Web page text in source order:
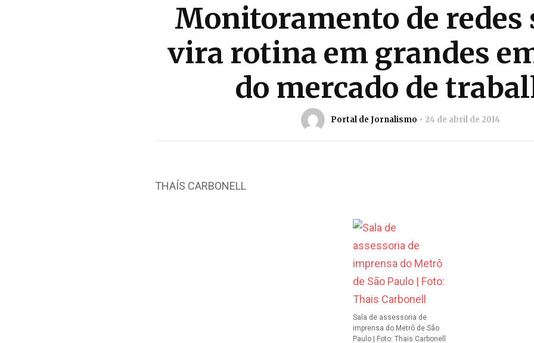
Monitoramento de redes
vira rotina em grandes
do mercado de
Portal de Jornalismo 24 de abril de 2014
THAÍS CARBONELL
Sala de assessoria de
imprensa do Metrô de São
Paulo | Foto: Thais Carbonell